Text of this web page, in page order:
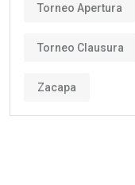
Torneo Apertura
Torneo Clausura
Zacapa